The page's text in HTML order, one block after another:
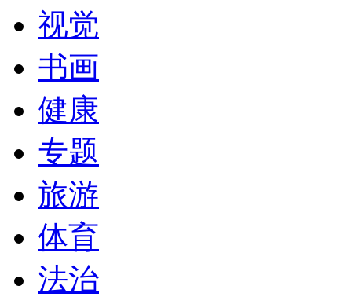
视觉
书画
健康
专题
旅游
体育
法治